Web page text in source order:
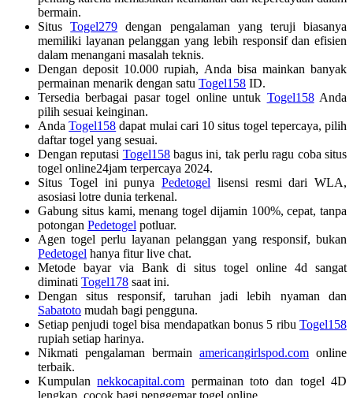
bermain.
SitusTogel279 dengan pengalaman yang teruji biasanya
memiliki layanan pelanggan yang lebih responsif dan efisien
dalam menangani masalah teknis.
Dengan deposit 10.000 rupiah, Anda bisa mainkan banyak
permainan menarik dengan satu Togel158 ID.
Tersedia berbagai pasar togel online untuk Togel158Anda
pilih sesuai keinginan.
AndaTogel158 dapat mulai cari 10 situs togel tepercaya, pilih
daftar togel yang sesuai.
Dengan reputasi Togel158bagus ini, tak perlu ragu coba situs
togel online24jam terpercaya 2024.
Situs Togel ini punya Pedetogel lisensi resmi dari WLA,
asosiasi lotre dunia terkenal.
Gabung situs kami, menang togel dijamin 100%, cepat, tanpa
potongan Pedetogel potluar.
Agen togel perlu layanan pelanggan yang responsif, bukan
Pedetogel hanya fitur live chat.
Metode bayar via Bank di situs togel online 4d sangat
diminati Togel178 saat ini.
Dengan situs responsif, taruhan jadi lebih nyaman dan
Sabatoto mudah bagi pengguna.
Setiap penjudi togel bisa mendapatkan bonus 5 ribu Togel158
rupiah setiap harinya.
Nikmati pengalaman bermain americangirlspod.com online
terbaik.
Kumpulannekkocapital.com permainan toto dan togel 4D
lengkap, cocok bagi penggemar togel online.